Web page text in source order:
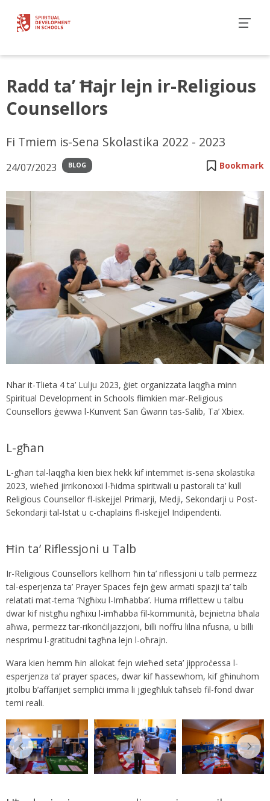
Radd ta’ Ħajr lejn ir-Religious
Counsellors
Fi Tmiem is-Sena Skolastika 2022 - 2023
Bookmark
24/07/2023 BLOG
Nhar it-Tlieta 4 ta’ Lulju 2023, ġiet organizzata laqgħa minn
Spiritual Development in Schools flimkien mar-Religious
Counsellors ġewwa l-Kunvent San Ġwann tas-Salib, Ta’ Xbiex.
L-għan
L-għan tal-laqgħa kien biex hekk kif intemmet is-sena skolastika
2023, wieħed jirrikonoxxi l-ħidma spiritwali u pastorali ta’ kull
Religious Counsellor fl-iskejjel Primarji, Medji, Sekondarji u Post-
Sekondarji tal-Istat u c-chaplains fl-iskejjel Indipendenti.
Ħin ta’ Riflessjoni u Talb
Ir-Religious Counsellors kellhom ħin ta’ riflessjoni u talb permezz
tal-esperjenza ta’ Prayer Spaces fejn ġew armati spazji ta’ talb
relatati mat-tema ‘Ngħixu l-Imħabba’. Huma rriflettew u talbu
dwar kif nistgħu ngħixu l-imħabba fil-kommunità, bejnietna bħala
aħwa, permezz tar-rikonċiljazzjoni, billi noffru lilna nfusna, u billi
nesprimu l-gratitudni tagħna lejn l-oħrajn.
Wara kien hemm ħin allokat fejn wieħed seta’ jipproċessa l-
esperjenza ta’ prayer spaces, dwar kif ħassewhom, kif għinuhom
jitolbu b’affarijiet sempliċi imma li jgiegħluk taħseb fil-fond dwar
temi reali.